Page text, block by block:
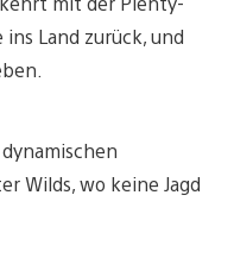
Land zurück, und
Wilds, wo keine Jagd